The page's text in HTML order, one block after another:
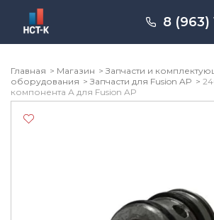
Перейти
содержимому
8 (963)
Главная Магазин
Запчасти и
оборудования
Запчасти для Fusion AP
компонента А для Fusion AP